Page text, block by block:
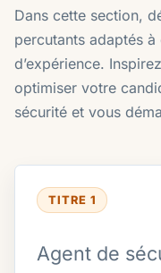
Dans cette section,
percutants adaptés
d’expérience.
optimiser votre
sécurité et vous
TITRE 1
Agent de